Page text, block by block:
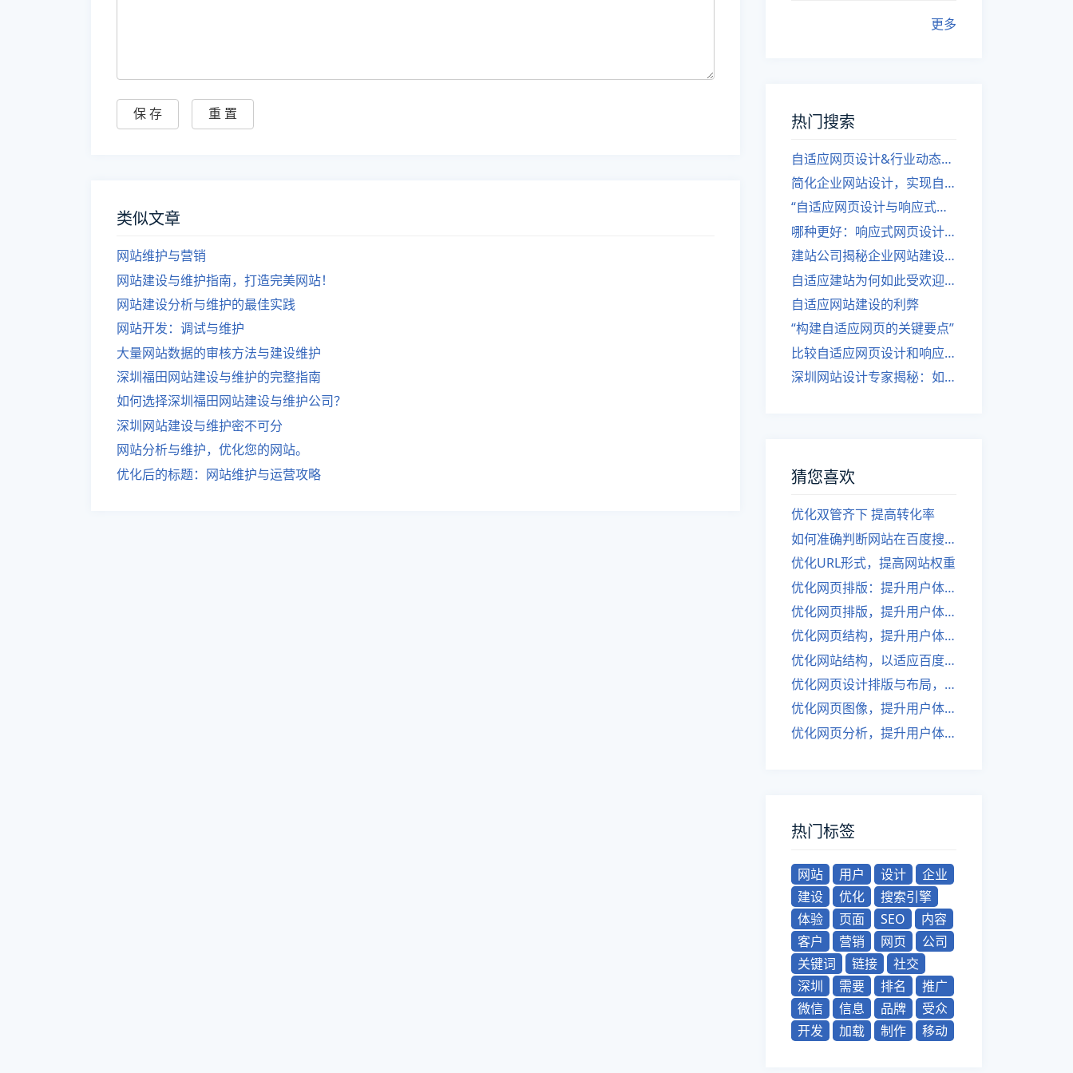
类似文章
网站维护与营销
网站建设与维护指南，打造完美网站！
网站建设分析与维护的最佳实践
网站开发：调试与维护
大量网站数据的审核方法与建设维护
深圳福田网站建设与维护的完整指南
如何选择深圳福田网站建设与维护公司？
深圳网站建设与维护密不可分
网站分析与维护，优化您的网站。
优化后的标题：网站维护与运营攻略
更多
热门搜索
自适应网页设计&行业动态，关注建站。
简化企业网站设计，实现自适应设计的方法
“自适应网页设计与响应式网站建设的异同”
哪种更好：响应式网页设计还是自适应网站？
建站公司揭秘企业网站建设核心原则
自适应建站为何如此受欢迎？
自适应网站建设的利弊
“构建自适应网页的关键要点”
比较自适应网页设计和响应式网站的差异
深圳网站设计专家揭秘：如何实现自适应网页设计
猜您喜欢
优化双管齐下 提高转化率
如何准确判断网站在百度搜索引擎中的权重变化
优化URL形式，提高网站权重
优化网页排版：提升用户体验
优化网页排版，提升用户体验
优化网页结构，提升用户体验
优化网站结构，以适应百度搜索引擎
优化网页设计排版与布局，提升用户体验。
优化网页图像，提升用户体验，增强SEO效果。
优化网页分析，提升用户体验！
热门标签
网站 用户 设计
企业
建设
优化
搜索引擎
体验
页面 SEO
内容
客户
营销 网页
公司
关键词
链接
社交
深圳
需要 排名
推广
微信
信息 品牌
受众
开发
加载 制作 移动